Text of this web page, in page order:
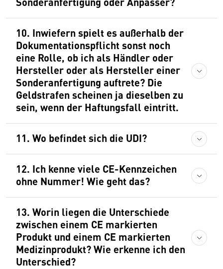
10. Inwiefern spielt es außerhalb der
Dokumentationspflicht sonst noch
eine Rolle, ob ich als Händler oder
Hersteller oder als Hersteller einer
Sonderanfertigung auftrete? Die
Geldstrafen scheinen ja dieselben zu
sein, wenn der Haftungsfall eintritt.
11. Wo befindet sich die UDI?
12. Ich kenne viele CE-Kennzeichen
ohne Nummer! Wie geht das?
13. Worin liegen die Unterschiede
zwischen einem CE markierten
Produkt und einem CE markierten
Medizinprodukt? Wie erkenne ich den
Unterschied?